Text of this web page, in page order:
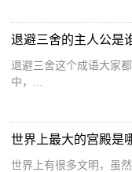
退避三舍的主人公是
退避三舍这个成语大家
中，...
世界上最大的宫殿是
世界上有很多文明，虽